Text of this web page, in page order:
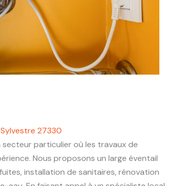
27330
secteur particulier où les travaux de
Nous proposons un large éventail
installation de sanitaires, rénovation